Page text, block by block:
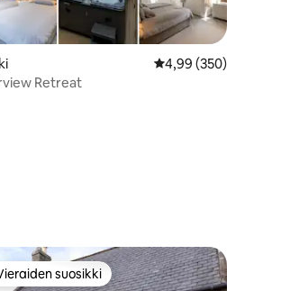
4,94/5, 428 arvostelua
Keskimääräinen arvio
4,99 (350)
Retreat
suosikkien parhaimmistoa
suosikki